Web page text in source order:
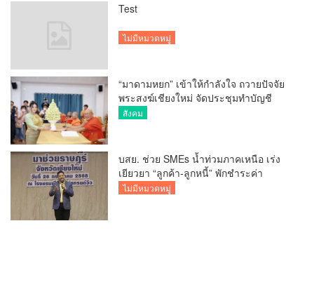
Test
ไม่มีหมวดหมู่
“มาดามหยก” เข้าให้กำลังใจ ถวายปัจจัย
พระสงฆ์เชียงใหม่ จัดประชุมทำบัญชี
รายรับรายจ่ายของวัด กว่า 300 รูป ที่วัด
สังคม
บสย. ช่วย SMEs น้ำท่วมภาคเหนือ เร่ง
เยียวยา “ลูกค้า-ลูกหนี้” พักชำระค่า
ธรรมเนียม-ค่างวด
ไม่มีหมวดหมู่